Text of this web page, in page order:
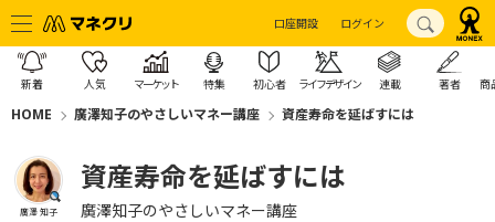
口座開設 ログイン
新着 人気 マーケット 特集 初心者 ライフデザイン 連載 著者 商
HOME 廣澤知子のやさしいマネー講座 資産寿命を延ばすには
廣澤 知子
資産寿命を延ばすには
廣澤知子のやさしいマネー講座